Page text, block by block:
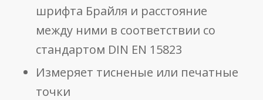
шрифта Брайля и расстояние
между ними в соответствии со
стандартом DIN EN 15823
Измеряет тисненые или печатные
точки